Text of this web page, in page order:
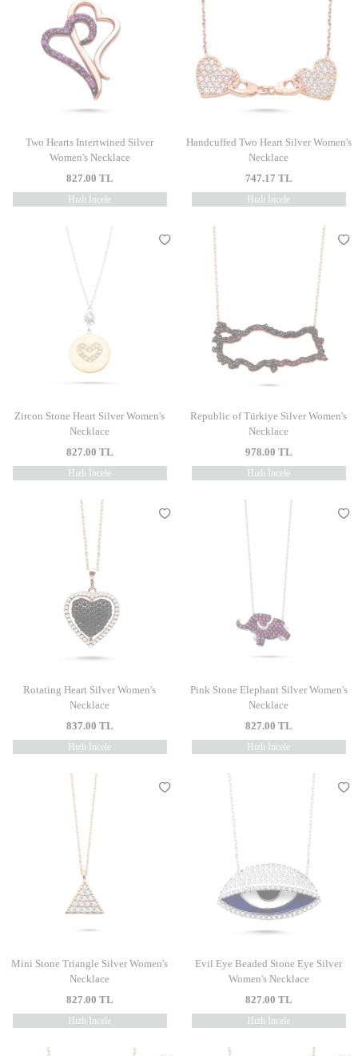
Two Hearts Intertwined Silver
Women's Necklace
827.00 TL
Hızlı İncele
Handcuffed Two Heart Silver Women's
Necklace
747.17 TL
Hızlı İncele
Zircon Stone Heart Silver Women's
Necklace
827.00 TL
Hızlı İncele
Republic of Türkiye Silver Women's
Necklace
978.00 TL
Hızlı İncele
Rotating Heart Silver Women's
Necklace
837.00 TL
Hızlı İncele
Pink Stone Elephant Silver Women's
Necklace
827.00 TL
Hızlı İncele
Mini Stone Triangle Silver Women's
Necklace
827.00 TL
Hızlı İncele
Evil Eye Beaded Stone Eye Silver
Women's Necklace
827.00 TL
Hızlı İncele